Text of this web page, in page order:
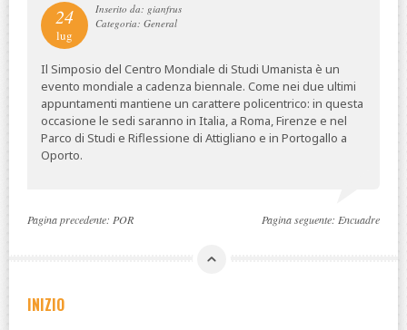
24
lug
Inserito da: gianfrus
Categoria: General
Il Simposio del Centro Mondiale di Studi Umanista è un
evento mondiale a cadenza biennale. Come nei due ultimi
appuntamenti mantiene un carattere policentrico: in questa
occasione le sedi saranno in Italia, a Roma, Firenze e nel
Parco di Studi e Riflessione di Attigliano e in Portogallo a
Oporto.
Pagina precedente: POR Pagina seguente: Encuadre
INIZIO